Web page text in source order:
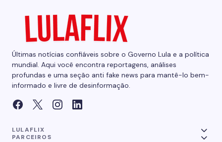
Últimas notícias confiáveis sobre o Governo Lula e a política
mundial. Aqui você encontra reportagens, análises
profundas e uma seção anti fake news para mantê-lo bem-
informado e livre de desinformação.
LULAFLIX
PARCEIROS